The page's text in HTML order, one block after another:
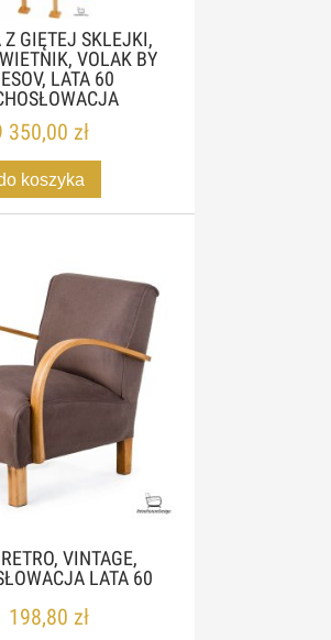
Z GIĘTEJ SKLEJKI,
VOLAK BY
LATA 60
350,00 zł
koszyka
VINTAGE,
LATA 60
198,80 zł